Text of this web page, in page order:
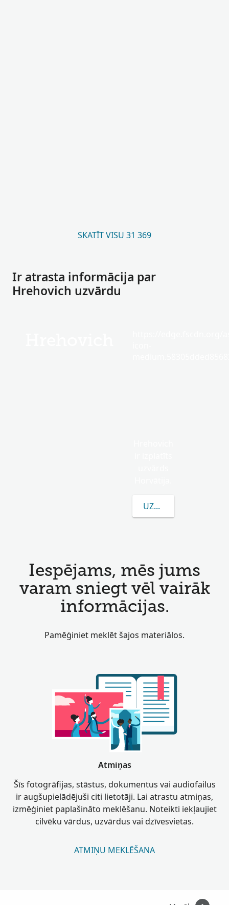
SKATĪT VISU 31 369
Ir atrasta informācija par
Hrehovich uzvārdu
UZZINĀT VAIRĀK PAR
Iespējams, mēs jums
varam sniegt vēl vairāk
informācijas.
Pamēģiniet meklēt šajos materiālos.
Atmiņas
Šīs fotogrāfijas, stāstus, dokumentus vai audiofailus
ir augšupielādējuši citi lietotāji. Lai atrastu atmiņas,
izmēģiniet paplašināto meklēšanu. Noteikti iekļaujiet
cilvēku vārdus, uzvārdus vai dzīvesvietas.
ATMIŅU MEKLĒŠANA